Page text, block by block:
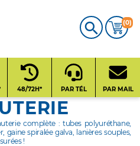
 (0)
CATALOGUE
PRODUITS
Qui sommes-nous
?
48/72H* PAR TÉL PAR MAIL
complète : tubes polyuréthane,
gaine spiralée galva, lanières souples,
!